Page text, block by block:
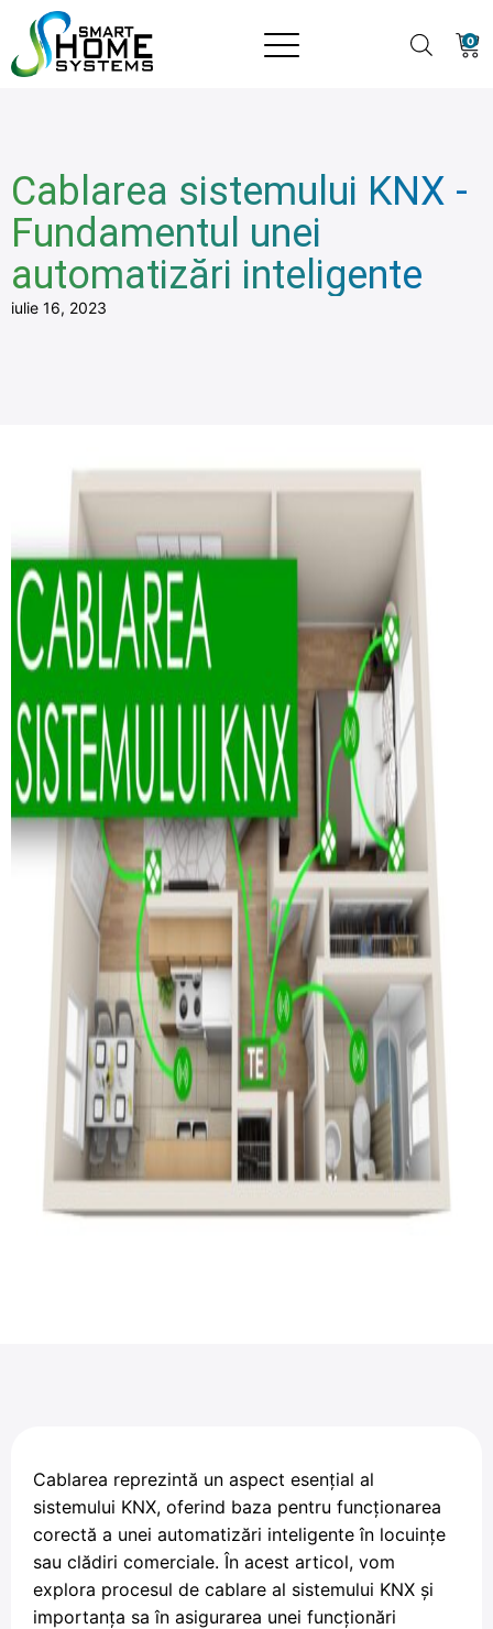
0
Cablarea sistemului KNX -
Fundamentul unei
automatizări inteligente
iulie 16, 2023
Cablarea reprezintă un aspect esențial al
sistemului KNX, oferind baza pentru funcționarea
corectă a unei automatizări inteligente în locuințe
sau clădiri comerciale. În acest articol, vom
explora procesul de cablare al sistemului KNX și
importanța sa în asigurarea unei funcționări